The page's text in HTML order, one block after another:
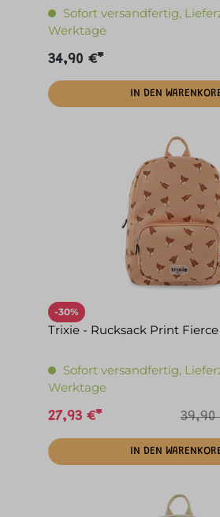
Sofort versandfertig,
Werktage
34,90 €*
IN DEN
-30%
Trixie - Rucksack Print
Sofort versandfertig,
Werktage
27,93 €*
IN DEN